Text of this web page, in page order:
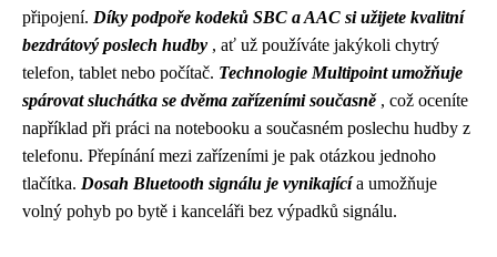
připojení. Díky podpoře kodeků SBC a AAC si užijete kvalitní
bezdrátový poslech hudby , ať už používáte jakýkoli chytrý
telefon, tablet nebo počítač. Technologie Multipoint umožňuje
spárovat sluchátka se dvěma zařízeními současně , což oceníte
například při práci na notebooku a současném poslechu hudby z
telefonu. Přepínání mezi zařízeními je pak otázkou jednoho
tlačítka. Dosah Bluetooth signálu je vynikajícía umožňuje
volný pohyb po bytě i kanceláři bez výpadků signálu.